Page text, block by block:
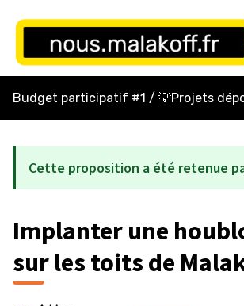
Budget participatif #1 / 💡Projets
Cette proposition a été retenue
Implanter une
sur les toits de